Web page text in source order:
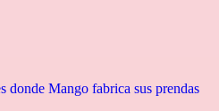
donde Mango fabrica sus prendas